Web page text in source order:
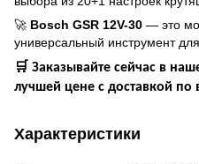
🚀 Bosch GSR 12V-30 — это
универсальный инструмент
🛒 Заказывайте сейчас в
лучшей цене с доставкой по
Характеристики